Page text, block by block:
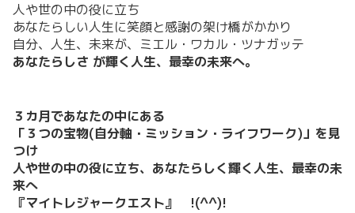
人や世の中の役に立ち
あなたらしい人生に笑顔と感謝の架け橋がかかり
自分、人生、未来が、ミエル・ワカル・ツナガッテ
あなたらしさ が輝く人生、最幸の未来へ。
３カ月であなたの中にある
「３つの宝物(自分軸・ミッション・ライフワーク)」を見
つけ
人や世の中の役に立ち、あなたらしく輝く人生、最幸の未
来へ
『マイトレジャークエスト』 !(^^)!